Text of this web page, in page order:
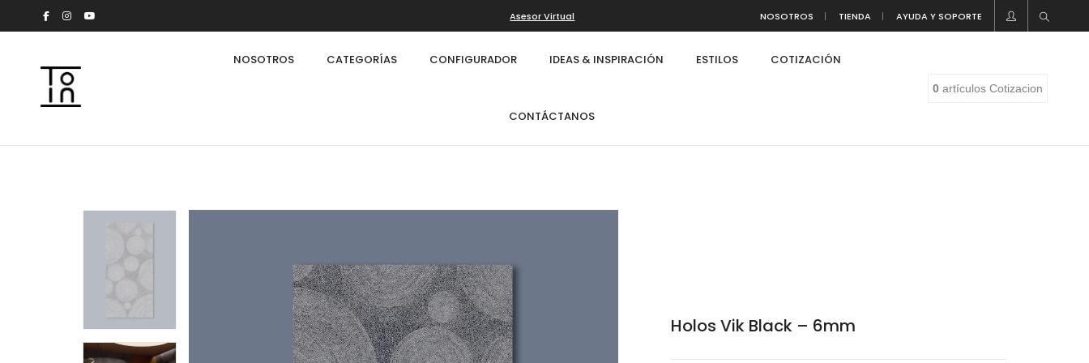
Asesor Virtual NOSOTROS TIENDA AYUDA Y SOPORTE
NOSOTROS CATEGORÍAS
Arkeon by Giuseppe Bavuso Infinity
CONFIGURADOR IDEAS & INSPIRACIÓN ESTILOS COTIZACIÓN
CONTÁCTANOS
0artículos Cotizacion
Holos Vik Black – 6mm